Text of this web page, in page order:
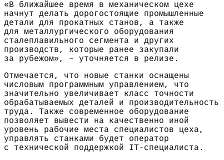
«В ближайшее время в механическом цехе
начнут делать дорогостоящие промышленные
детали для прокатных станов, а также
для металлургического оборудования
сталеплавильного сегмента и других
производств, которые ранее закупали
за рубежом», – уточняется в релизе.
Отмечается, что новые станки оснащены
числовым программным управлением, что
значительно увеличивает класс точности
обрабатываемых деталей и производительность
труда. Также современное оборудование
позволяет вывести на качественно иной
уровень рабочие места специалистов цеха,
управлять станками будет оператор
с технической поддержкой IT-специалиста.